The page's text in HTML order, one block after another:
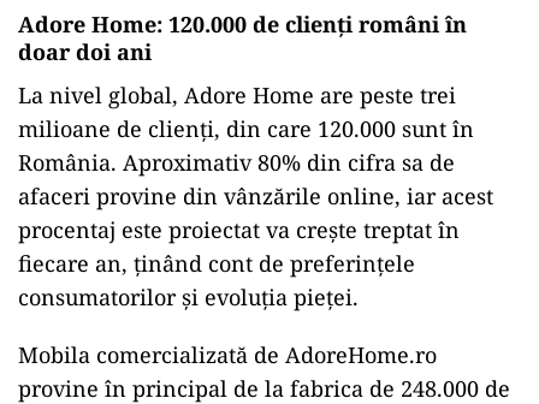
Adore Home: 120.000 de clienți români în
doar doi ani
La nivel global, Adore Home are peste trei
milioane de clienți, din care 120.000 sunt în
România. Aproximativ 80% din cifra sa de
afaceri provine din vânzările online, iar acest
procentaj este proiectat va crește treptat în
fiecare an, ținând cont de preferințele
consumatorilor și evoluția pieței.
Mobila comercializată de AdoreHome.ro
provine în principal de la fabrica de 248.000 de